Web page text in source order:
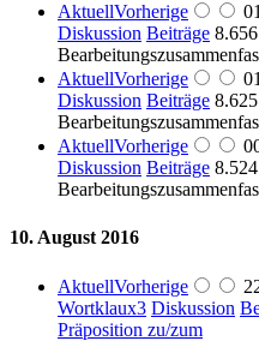
AktuellVorherige
Diskussion Beiträge
AktuellVorherige
Diskussion Beiträge
AktuellVorherige
Diskussion Beiträge
10. August 2016
AktuellVorherige
Wortklaux3 Diskussion
Präposition zu/zum